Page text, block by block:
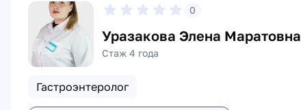
0
Уразакова Элена Маратовна
Стаж 4 года
Гастроэнтеролог